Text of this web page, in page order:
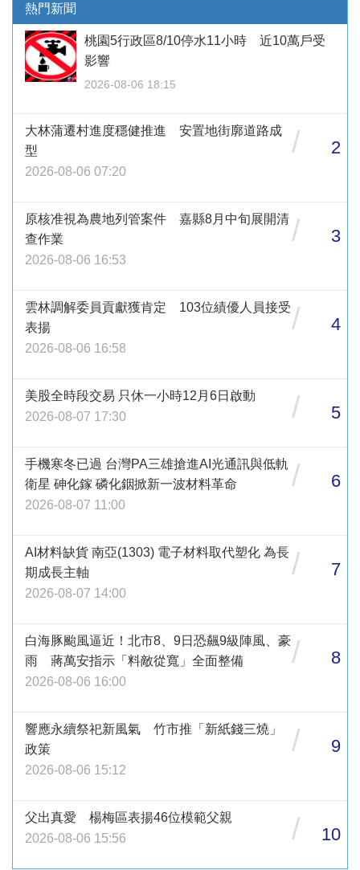
熱門新聞
桃園5行政區8/10停水11小時 近10萬戶受
影響
2026-08-06 18:15
大林蒲遷村進度穩健推進 安置地街廓道路成
型
2026-08-06 07:20
/ 2
原核准視為農地列管案件 嘉縣8月中旬展開清
查作業
2026-08-06 16:53
/ 3
雲林調解委員貢獻獲肯定 103位績優人員接受
表揚
2026-08-06 16:58
/ 4
美股全時段交易 只休一小時12月6日啟動
2026-08-07 17:30
/ 5
手機寒冬已過 台灣PA三雄搶進AI光通訊與低軌
衛星 砷化鎵 磷化銦掀新一波材料革命
2026-08-07 11:00
/ 6
AI材料缺貨 南亞(1303) 電子材料取代塑化 為長
期成長主軸
2026-08-07 14:00
/ 7
白海豚颱風逼近！北市8、9日恐飆9級陣風、豪
雨 蔣萬安指示「料敵從寬」全面整備
2026-08-06 16:00
/ 8
響應永續祭祀新風氣 竹市推「新紙錢三燒」
政策
2026-08-06 15:12
/ 9
父出真愛 楊梅區表揚46位模範父親
2026-08-06 15:56
/ 10